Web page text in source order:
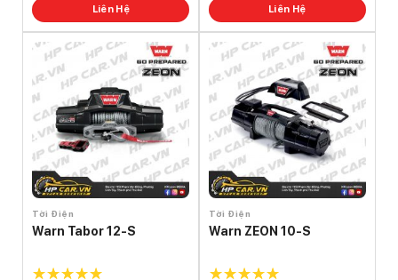
Liên Hệ Liên Hệ
Tời Điện
Warn Tabor 12-S
Tời Điện
Warn ZEON 10-S